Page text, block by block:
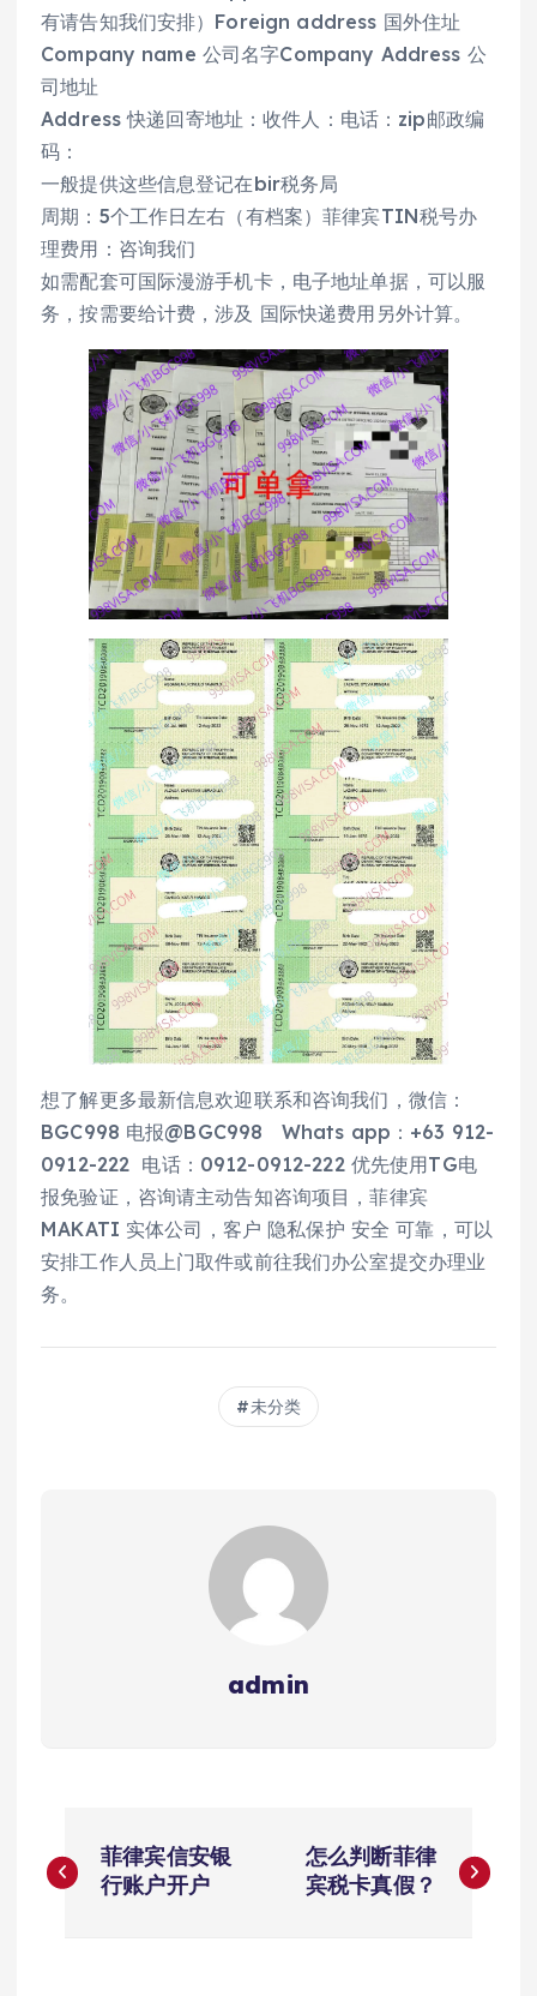
有请告知我们安排）Foreign address 国外住址
Company name 公司名字Company Address 公
司地址
Address 快递回寄地址：收件人：电话：zip邮政编
码：
一般提供这些信息登记在bir税务局
周期：5个工作日左右（有档案）菲律宾TIN税号办
理费用：咨询我们
如需配套可国际漫游手机卡，电子地址单据，可以服
务，按需要给计费，涉及 国际快递费用另外计算。
想了解更多最新信息欢迎联系和咨询我们，微信：
BGC998 电报@BGC998 Whats app：+63 912-
0912-222 电话：0912-0912-222 优先使用TG电
报免验证，咨询请主动告知咨询项目，菲律宾
MAKATI 实体公司，客户 隐私保护 安全 可靠，可以
安排工作人员上门取件或前往我们办公室提交办理业
务。
未分类
admin
章
菲律宾信安银
行账户开户
怎么判断菲律
宾税卡真假？